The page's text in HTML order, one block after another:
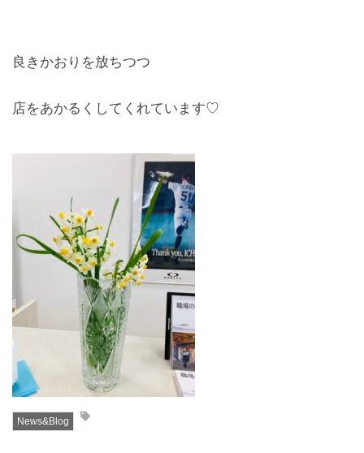
良きかおりを放ちつつ
店をあかるくしてくれています♡
News&Blog